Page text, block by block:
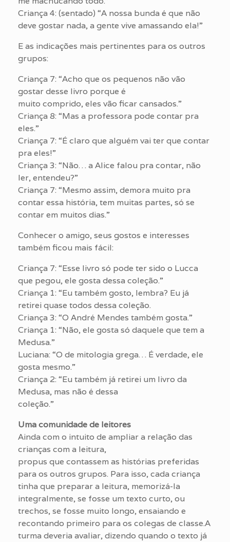
Criança 4: (sentado) “A nossa bunda é que não
deve gostar nada, a gente vive amassando ela!”
E as indicações mais pertinentes para os outros
grupos:
Criança 7: “Acho que os pequenos não vão
gostar desse livro porque é
muito comprido, eles vão ficar cansados.”
Criança 8: “Mas a professora pode contar pra
eles.”
Criança 7: “É claro que alguém vai ter que contar
pra eles!”
Criança 3: “Não… a Alice falou pra contar, não
ler, entendeu?”
Criança 7: “Mesmo assim, demora muito pra
contar essa história, tem muitas partes, só se
contar em muitos dias.”
Conhecer o amigo, seus gostos e interesses
também ficou mais fácil:
Criança 7: “Esse livro só pode ter sido o Lucca
que pegou, ele gosta dessa coleção.”
Criança 1: “Eu também gosto, lembra? Eu já
retirei quase todos dessa coleção.
Criança 3: “O André Mendes também gosta.”
Criança 1: “Não, ele gosta só daquele que tem a
Medusa.”
Luciana: “O de mitologia grega… É verdade, ele
gosta mesmo.”
Criança 2: “Eu também já retirei um livro da
Medusa, mas não é dessa
coleção.”
Uma comunidade de leitores
Ainda com o intuito de ampliar a relação das
crianças com a leitura,
propus que contassem as histórias preferidas
para os outros grupos. Para isso, cada criança
tinha que preparar a leitura, memorizá-la
integralmente, se fosse um texto curto, ou
trechos, se fosse muito longo, ensaiando e
recontando primeiro para os colegas de classe.A
turma deveria avaliar, dizendo quando o texto já